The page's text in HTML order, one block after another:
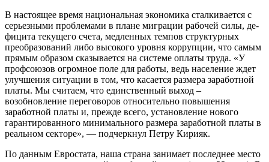
В настоящее время национальная эко­номика сталкивается с
серьезными пробле­мами в плане миграции рабочей силы, де­
фицита текущего счета, медленных темпов структурных
преобразований либо высоко­го уровня коррупции, что самым
прямым образом сказывается на системе оплаты труда. «У
профсоюзов огромное поле для работы, ведь население ждет
улучшения си­туации в том, что касается размера заработ­ной
платы. Мы считаем, что единственный выход –
возобновление переговоров отно­сительно повышения
заработной платы и, прежде всего, установление нового
гаран­тированного минимального размера зара­ботной платы в
реальном секторе», — под­черкнул Петру Кирияк.
По данным Евростата, наша страна за­нимает последнее место